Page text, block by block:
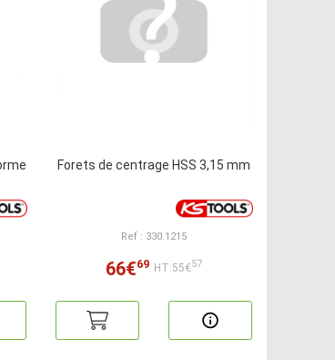
Forets de centrage HSS 3,15 mm
Ref : 330.1215
66€69 HT:55€57